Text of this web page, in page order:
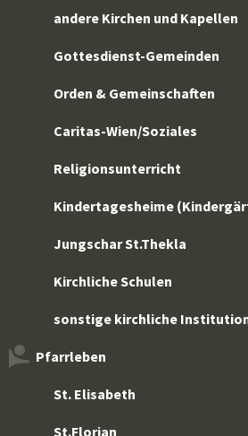
andere Kirchen und Kapellen
Gottesdienst-Gemeinden
Orden & Gemeinschaften
Caritas-Wien/Soziales
Religionsunterricht
Kindertagesheime
Jungschar St.Thekla
Kirchliche Schulen
sonstige kirchliche
Pfarrleben
St. Elisabeth
St.Florian